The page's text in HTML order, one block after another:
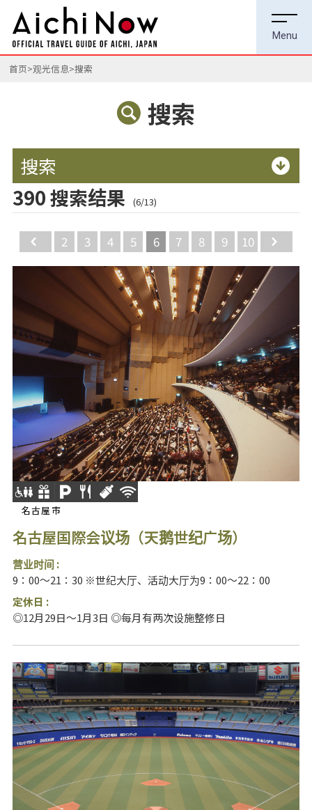
首页 观光信息 搜索
搜索
搜索
390 搜索结果 (6/13)
Back
2 3 4 5 6 7 8 9 10
名古屋市
名古屋国際会议场（天鹅世纪广场）
营业时间 :
9：00～21：30 ※世纪大厅、活动大厅为9：00～22：00
定休日 :
◎12月29日～1月3日 ◎每月有两次设施整修日